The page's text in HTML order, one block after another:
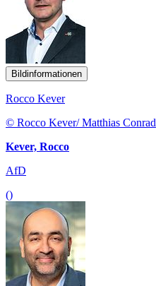
Bildinformationen
Rocco Kever
© Rocco Kever/ Matthias Conrad
Kever, Rocco
AfD
()